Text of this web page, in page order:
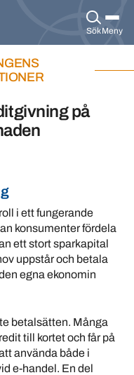
SökMeny
på
i ett fungerande
konsumenter fördela
ett stort sparkapital
uppstår och betala
egna ekonomin
betalsätten. Många
till kortet och får på
använda både i
e-handel. En del